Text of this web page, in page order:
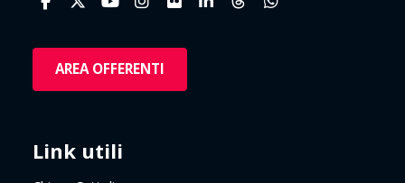
AREA OFFERENTI
Link utili